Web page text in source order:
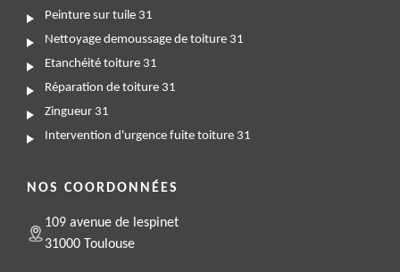
Peinture sur tuile 31
Nettoyage demoussage de toiture 31
Etanchéité toiture 31
Réparation de toiture 31
Zingueur 31
Intervention d'urgence fuite toiture 31
NOS COORDONNÉES
109 avenue de lespinet
31000 Toulouse